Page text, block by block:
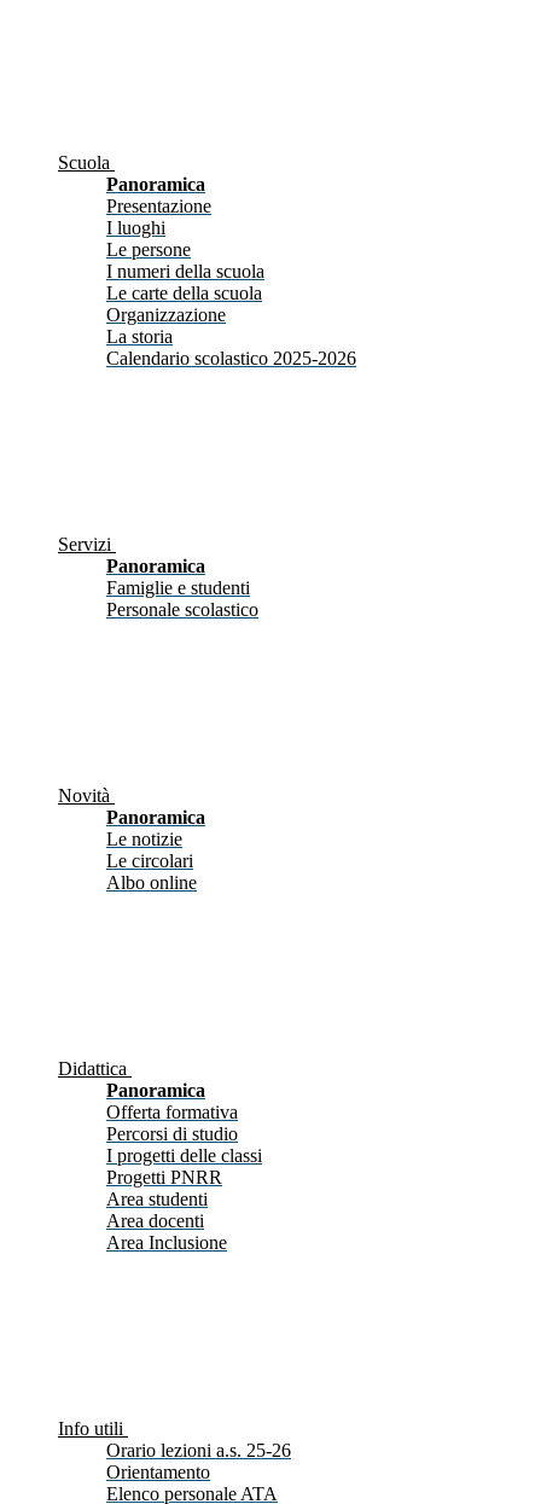
Scuola
Panoramica
Presentazione
I luoghi
Le persone
I numeri della scuola
Le carte della scuola
Organizzazione
La storia
Calendario scolastico 2025-2026
Servizi
Panoramica
Famiglie e studenti
Personale scolastico
Novità
Panoramica
Le notizie
Le circolari
Albo online
Didattica
Panoramica
Offerta formativa
Percorsi di studio
I progetti delle classi
Progetti PNRR
Area studenti
Area docenti
Area Inclusione
Info utili
Orario lezioni a.s. 25-26
Orientamento
Elenco personale ATA